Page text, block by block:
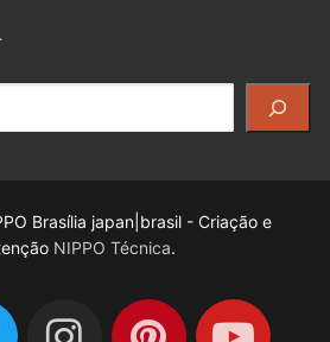
Brasília japan|brasil - Criação e
NIPPO Técnica.